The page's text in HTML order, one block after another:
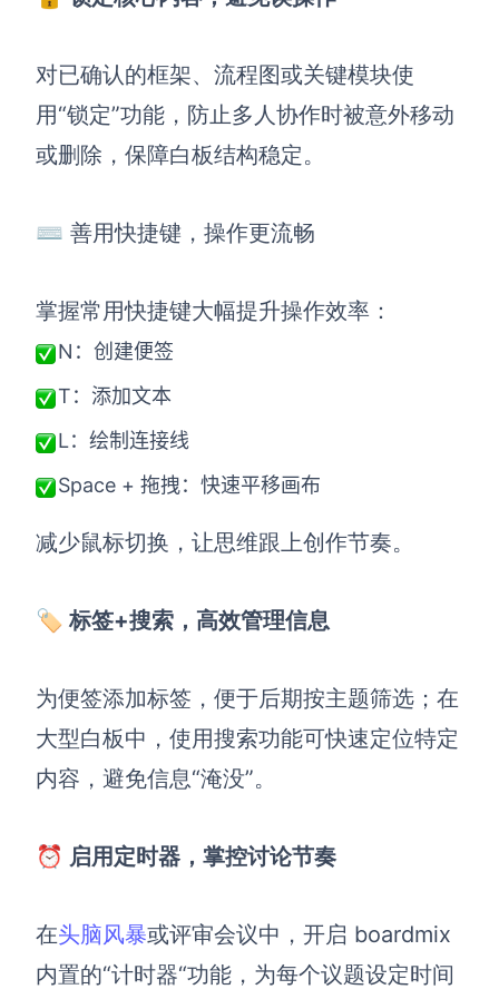
对已确认的框架、流程图或关键模块使
用“锁定”功能，防止多人协作时被意外移动
或删除，保障白板结构稳定。
⌨️ 善用快捷键，操作更流畅
掌握常用快捷键大幅提升操作效率：
N：创建便签
T：添加文本
L：绘制连接线
Space + 拖拽：快速平移画布
减少鼠标切换，让思维跟上创作节奏。
🏷️ 标签+搜索，高效管理信息
为便签添加标签，便于后期按主题筛选；在
大型白板中，使用搜索功能可快速定位特定
内容，避免信息“淹没”。
⏰ 启用定时器，掌控讨论节奏
在头脑风暴或评审会议中，开启 boardmix
内置的“计时器“功能，为每个议题设定时间